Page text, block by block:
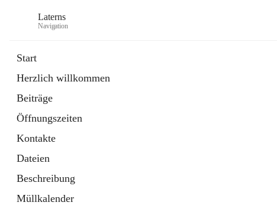
Laterns
Navigation
Start
Herzlich willkommen
Beiträge
Öffnungszeiten
Kontakte
Dateien
Beschreibung
Müllkalender